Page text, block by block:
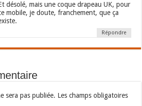
désolé, mais une coque drapeau UK, pour
mobile, je doute, franchement, que ça
Répondre
sera pas publiée. Les champs obligatoires